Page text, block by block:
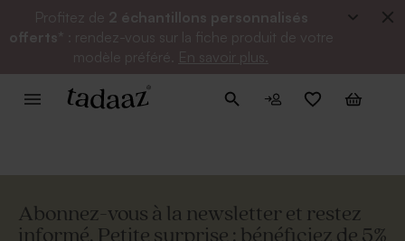
Profitez de 2 échantillons personnalisés
offerts*
: rendez-vous sur la fiche produit de votre
modèle préféré. En savoir plus.
Abonnez-vous à la newsletter et restez
informé. Petite surprise : bénéficiez de 5%